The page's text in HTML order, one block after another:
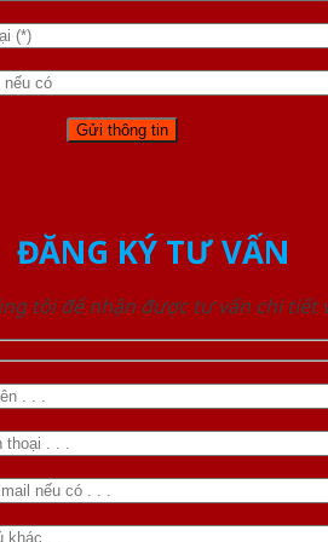
ĐĂNG KÝ TƯ VẤN
tôi để nhận được tư vấn chi tiết